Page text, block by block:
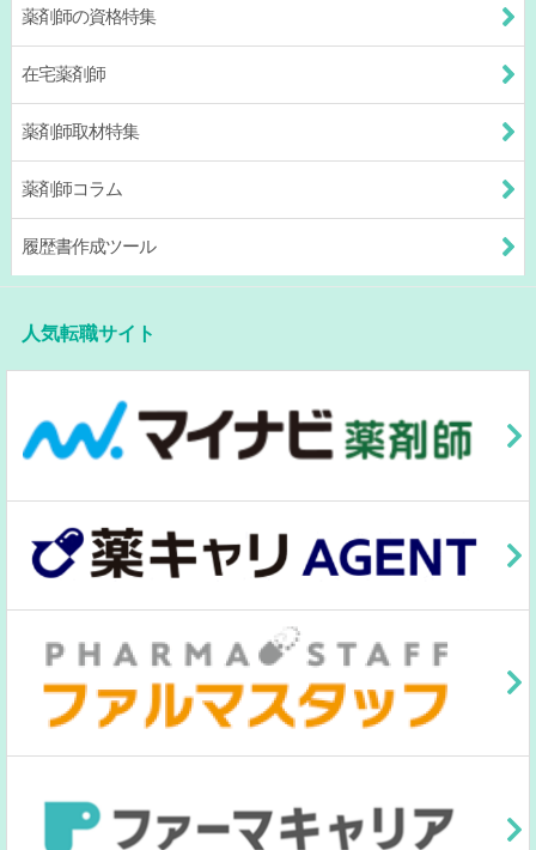
薬剤師の資格特集
在宅薬剤師
薬剤師取材特集
薬剤師コラム
履歴書作成ツール
人気転職サイト